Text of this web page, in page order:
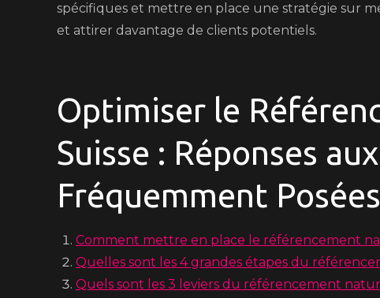
spécifiques et mettre en place une stratégie sur
et attirer davantage de clients potentiels.
Optimiser le
Suisse : Réponses
Fréquemment Posées
Comment mettre en place le référencement
Quelles sont les 4 grandes étapes du
Quels sont les 3 leviers du référencement